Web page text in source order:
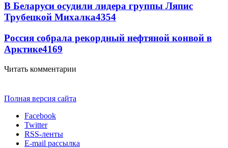
В Беларуси осудили лидера группы Ляпис
Трубецкой Михалка4354
Россия собрала рекордный нефтяной конвой в
Арктике4169
Читать комментарии
Полная версия сайта
Facebook
Twitter
RSS-ленты
E-mail рассылка